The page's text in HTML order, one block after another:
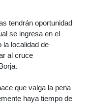
tendrán oportunidad
se ingresa en el
la localidad de
al cruce
que valga la pena
haya tiempo de